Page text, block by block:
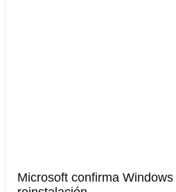
Microsoft confirma